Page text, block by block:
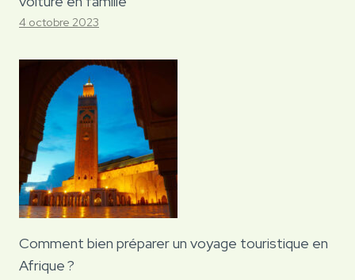
4 octobre 2023
Comment bien préparer un voyage touristique en
Afrique ?